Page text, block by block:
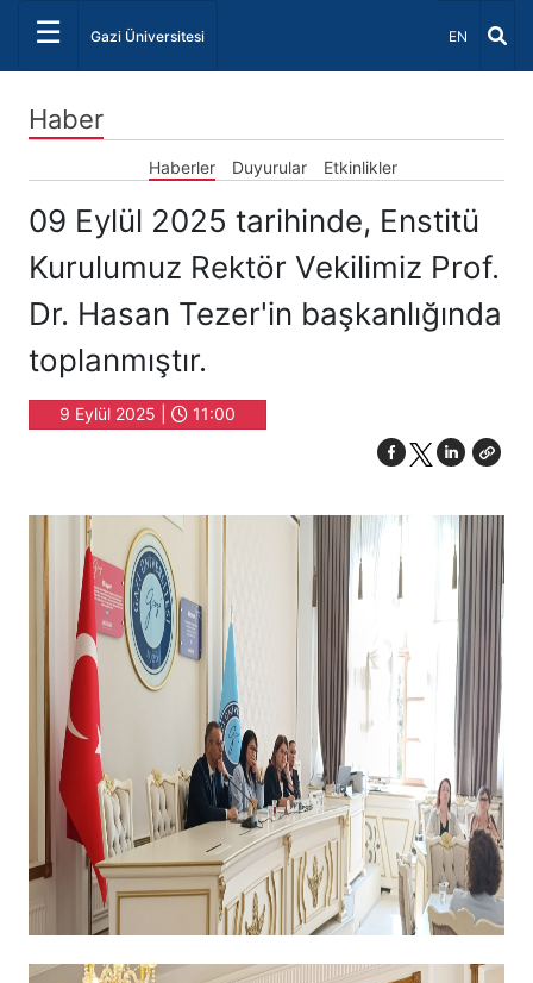
☰ Gazi Üniversitesi Dil Seçiniz
EN
Haber
Haberler Duyurular Etkinlikler
09 Eylül 2025 tarihinde, Enstitü
Kurulumuz Rektör Vekilimiz Prof.
Dr. Hasan Tezer'in başkanlığında
toplanmıştır.
9 Eylül 2025 | 11:00